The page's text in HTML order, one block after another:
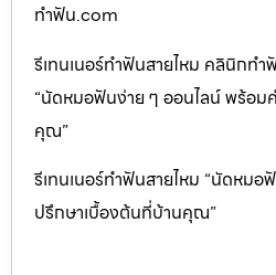
ทำฟัน.com
รีเทนเนอร์ทำฟันสายไหม คลินิกท
“นัดหมอฟันง่าย ๆ ออนไลน์ พร้อม
คุณ”
รีเทนเนอร์ทำฟันสายไหม “นัดหม
ปรึกษาเบื้องต้นที่บ้านคุณ”